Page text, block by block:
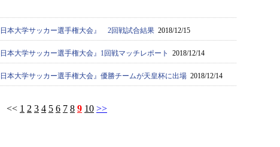
日本大学サッカー選手権大会』 2回戦試合結果 2018/12/15
日本大学サッカー選手権大会』1回戦マッチレポート 2018/12/14
日本大学サッカー選手権大会』優勝チームが天皇杯に出場 2018/12/14
<< 1 2 3 4 5 6 7 8 9 10 >>